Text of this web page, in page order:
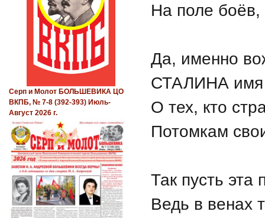
На поле
Да, именно
СТАЛИНА имя
О тех, кто
Потомкам
Так пусть эта
Ведь в венах
Серп и Молот БОЛЬШЕВИКА ЦО
ВКПБ, № 7-8 (392-393) Июль-
Август 2026 г.